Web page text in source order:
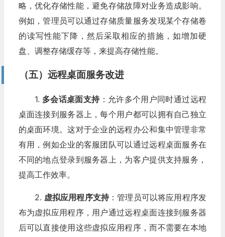
略，优化存储性能，避免存储故障对业务造成影响。
例如，管理员可以通过存储质量服务发现某个存储卷
的读写性能下降，然后采取相应的措施，如增加硬
盘、调整存储缓存等，来提高存储性能。
（五）远程桌面服务改进
1. 多会话桌面支持：允许多个用户同时通过远程
桌面连接到服务器上，每个用户都可以拥有自己独立
的桌面环境。这对于企业的远程办公和集中管理非常
有用，例如企业的客服团队可以通过远程桌面服务在
不同的地点登录到服务器上，为客户提供支持服务，
提高工作效率。
2. 虚拟应用程序支持：管理员可以将应用程序发
布为虚拟应用程序，用户通过远程桌面连接到服务器
后可以直接使用这些虚拟应用程序，而不需要在本地